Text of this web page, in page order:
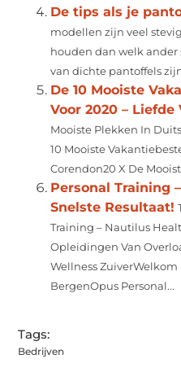
De tips als je
modellen zijn veel
houden dan welk ander
van dichte pantoffels
De 10 Mooiste
Voor 2020 – Liefde
Mooiste Plekken In
10 Mooiste
Corendon20 X De
Personal Training
Snelste Resultaat!
Training – Nautilus
Opleidingen Van
Wellness
BergenOpus Personal...
Tags:
Bedrijven